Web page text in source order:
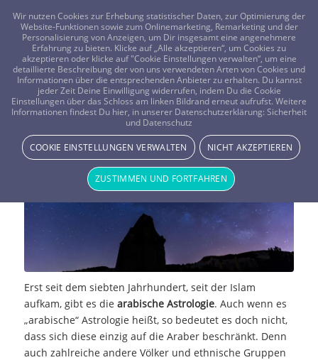
FRAGEN? KOSTENLOS ANRUFEN: 0800-8478266
Die arabische Astrologie
Erst seit dem siebten Jahrhundert, seit der Islam
aufkam, gibt es die arabische Astrologie. Auch wenn es
„arabische“ Astrologie heißt, so bedeutet es doch nicht,
dass sich diese einzig auf die Araber beschränkt. Denn
auch zahlreiche andere Völker und ethnische Gruppen
Wir nutzen Cookies zur Erhebung statistischer Daten, zur Optimierung der
Website-Funktionen sowie zum Onlinemarketing, Remarketing und der
Personalisierung von Anzeigen, um Dir insgesamt eine angenehmere
Erfahrung zu bieten. Klicke auf „Alle akzeptieren“, um Cookies zu
akzeptieren oder klicke auf "Cookie Einstellungen verwalten“, um eine
detaillierte Beschreibung der von uns verwendeten Arten von Cookies und
Informationen über die entsprechenden Anbieter zu erhalten. Du kannst
jeder Zeit Deine Einwilligung widerrufen, indem Du die Cookie
Einstellungen über das Schloss am linken Bildrand erneut aufrufst. Weitere
Informationen findest Du hier, in unserer Datenschutzerklärung: Sicherheit
und Datenschutz
COOKIE EINSTELLUNGEN VERWALTEN NICHT AKZEPTIEREN
ZUSTIMMEN UND FORTFAHREN